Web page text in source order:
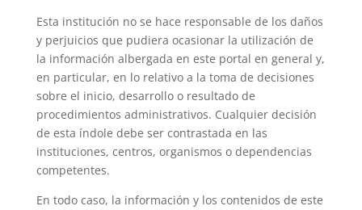
Esta institución no se hace responsable de los daños
y perjuicios que pudiera ocasionar la utilización de
la información albergada en este portal en general y,
en particular, en lo relativo a la toma de decisiones
sobre el inicio, desarrollo o resultado de
procedimientos administrativos. Cualquier decisión
de esta índole debe ser contrastada en las
instituciones, centros, organismos o dependencias
competentes.
En todo caso, la información y los contenidos de este